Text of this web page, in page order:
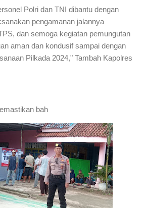
Polri dan TNI dibantu dengan
pengamanan jalannya
dan semoga kegiatan pemungutan
aman dan kondusif sampai dengan
Pilkada 2024," Tambah Kapolres
bah